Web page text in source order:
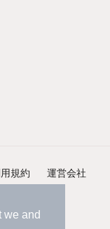
we and
規約 運営会社